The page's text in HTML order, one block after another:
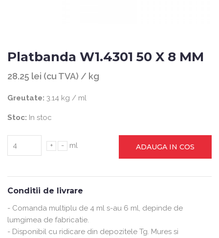
Platbanda W1.4301 50 X 8 MM
28.25 lei (cu TVA) / kg
Greutate: 3.14 kg / ml
Stoc: In stoc
+ - ml ADAUGA IN COS
Conditii de livrare
- Comanda multiplu de 4 ml s-au 6 ml, depinde de
lumgimea de fabricatie.
- Disponibil cu ridicare din depozitele Tg. Mures si